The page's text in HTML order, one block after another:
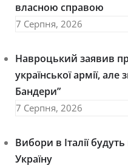
власною справою
7 Серпня, 2026
Навроцький заявив
української армії,
Бандери”
7 Серпня, 2026
Вибори в Італії
Україну